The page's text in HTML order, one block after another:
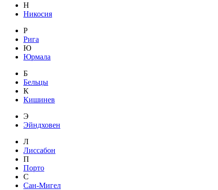
Н
Никосия
Р
Рига
Ю
Юрмала
Б
Бельцы
К
Кишинев
Э
Эйндховен
Л
Лиссабон
П
Порто
С
Сан-Мигел